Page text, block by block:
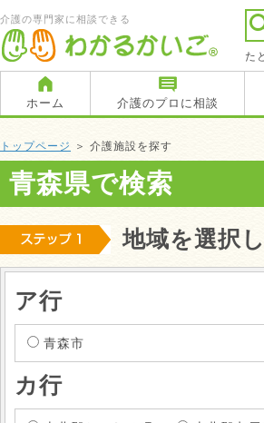
介護の専門家に相談できる
た
ホーム 介護のプロに相談
トップページ ＞ 介護施設を探す
青森県で検索
地域を選択
ア行
青森市
カ行